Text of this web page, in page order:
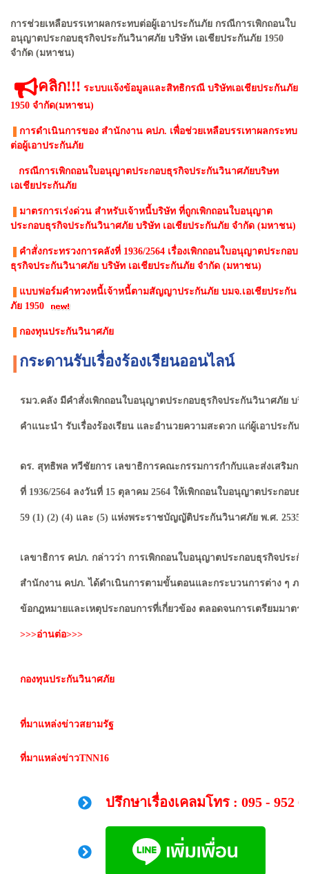
การช่วยเหลือบรรเทาผลกระทบต่อผู้เอาประกันภัย กรณีการเพิกถอนใบ
อนุญาตประกอบธุรกิจประกันวินาศภัย บริษัท เอเชียประกันภัย 1950
จำกัด (มหาชน)
คลิก!!! ระบบแจ้งข้อมูลและสิทธิกรณี บริษัทเอเชียประกันภัย
1950 จำกัด(มหาชน)
การดำเนินการของ สำนักงาน คปภ. เพื่อช่วยเหลือบรรเทาผลกระทบ
ต่อผู้เอาประกันภัย
กรณีการเพิกถอนใบอนุญาตประกอบธุรกิจประกันวินาศภัยบริษท
เอเชียประกันภัย
มาตรการเร่งด่วน สําหรับเจ้าหนี้บริษัท ที่ถูกเพิกถอนใบอนุญาต
ประกอบธุรกิจประกันวินาศภัย บริษัท เอเชียประกันภัย จํากัด (มหาชน)
คำสั่งกระทรวงการคลังที่ 1936/2564 เรื่องเพิกถอนใบอนุญาตประกอบ
ธุรกิจประกันวินาศภัย บริษัท เอเชียประกันภัย จํากัด (มหาชน)
แบบฟอร์มคำทวงหนี้เจ้าหนี้ตามสัญญาประกันภัย บมจ.เอเชียประกัน
ภัย 1950
กองทุนประกันวินาศภัย
กระดานรับเรื่องร้องเรียนออนไลน์
รมว.คลัง มีคำสั่งเพิกถอนใบอนุญาตประกอบธุรกิจประกันวินาศภัย บริ
คำแนะนำ รับเรื่องร้องเรียน และอำนวยความสะดวก แก่ผู้เอาประกั
ดร. สุทธิพล ทวีชัยการ เลขาธิการคณะกรรมการกำกับและส่งเสริมก
ที่ 1936/2564 ลงวันที่ 15 ตุลาคม 2564 ให้เพิกถอนใบอนุญาตประกอ
59 (1) (2) (4) และ (5) แห่งพระราชบัญญัติประกันวินาศภัย พ.ศ. 2535
เลขาธิการ คปภ. กล่าวว่า การเพิกถอนใบอนุญาตประกอบธุรกิจประ
สำนักงาน คปภ. ได้ดำเนินการตามขั้นตอนและกระบวนการต่าง ๆ ภ
ข้อกฎหมายและเหตุประกอบการที่เกี่ยวข้อง ตลอดจนการเตรียมมาต
>>>อ่านต่อ>>>
กองทุนประกันวินาศภัย
ที่มาแหล่งข่าวสยามรัฐ
ที่มาแหล่งข่าวTNN16
ปรึกษาเรื่องเคลมโทร : 095 - 952